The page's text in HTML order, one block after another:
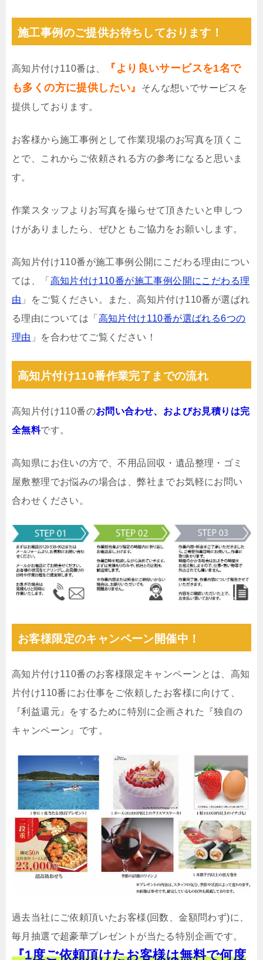
施工事例のご提供お待ちしております！
高知片付け110番は、
『より良いサービスを1名で
も多くの方に提供したい』
そんな想いでサービスを
提供しております。
お客様から施工事例として作業現場のお写真を頂くこ
とで、これからご依頼される方の参考になると思いま
す。
作業スタッフよりお写真を撮らせて頂きたいと申しつ
けがありましたら、ぜひともご協力をお願いします。
高知片付け110番が施工事例公開にこだわる理由につい
ては、「 高知片付け110番が施工事例公開にこだわる理
由 」をご覧ください。また、高知片付け110番が選ばれ
る理由については「 高知片付け110番が選ばれる6つの
理由 」を合わせてご覧ください！
高知片付け110番作業完了までの流れ
高知片付け110番のお問い合わせ、およびお見積りは完
全無料です。
高知県にお住いの方で、不用品回収・遺品整理・ゴミ
屋敷整理でお悩みの場合は、弊社までお気軽にお問い
合わせください。
お客様限定のキャンペーン開催中！
高知片付け110番のお客様限定キャンペーンとは、高知
片付け110番にお仕事をご依頼したお客様に向けて、
『利益還元』をするために特別に企画された『独自の
キャンペーン』です。
過去当社にご依頼頂いたお客様(回数、金額問わず)に、
毎月抽選で超豪華プレゼントが当たる特別企画です。
『1度ご依頼頂けたお客様は無料で何度